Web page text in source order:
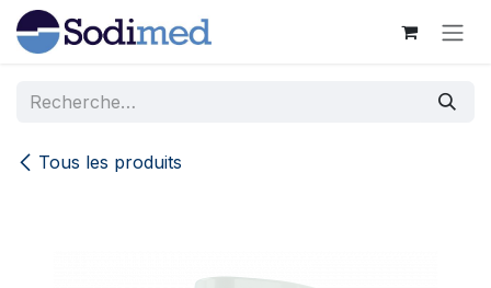
Se rendre au contenu
Tous les produits